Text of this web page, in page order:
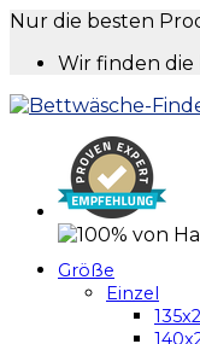
Nur die besten
Wir finden die
Größe
Einzel